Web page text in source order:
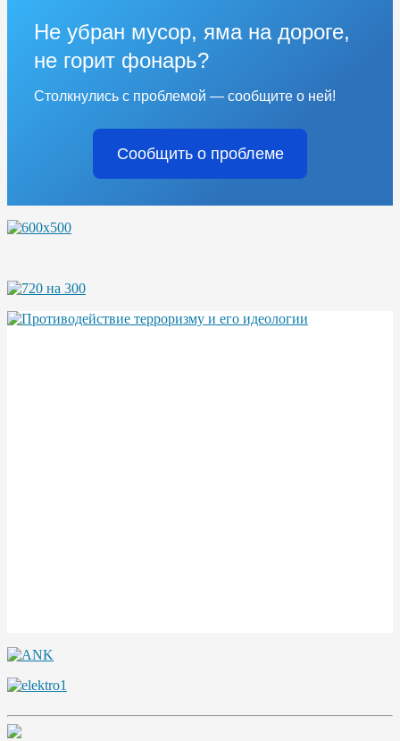
Не убран мусор, яма на дороге,
не горит фонарь?
Столкнулись с проблемой — сообщите о ней!
Сообщить о проблеме